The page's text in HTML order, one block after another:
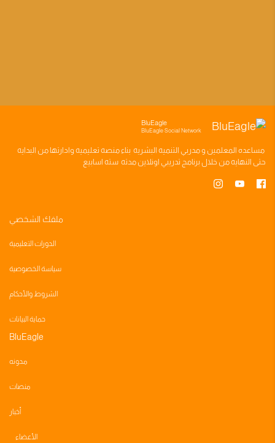
BluEagle
BluEagle Social Network
مساعده المعلمين ومدربي التنميه البشريه بناءمنصه تعليميه وادارتها من البدايه
حتى النهايه من خلال برنامج تدريبي اونلاين مدته سته اسابيع
ملفك الشخصي
الدورات التعليمية
سياسة الخصوصية
الشروط والأحكام
حماية البيانات
BluEagle
مدونه
منصات
أخبار
الأعضاء